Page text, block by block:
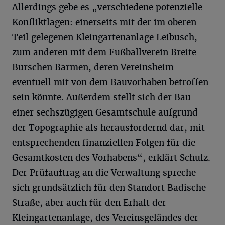
Allerdings gebe es „verschiedene potenzielle
Konfliktlagen: einerseits mit der im oberen
Teil gelegenen Kleingartenanlage Leibusch,
zum anderen mit dem Fußballverein Breite
Burschen Barmen, deren Vereinsheim
eventuell mit von dem Bauvorhaben betroffen
sein könnte. Außerdem stellt sich der Bau
einer sechszügigen Gesamtschule aufgrund
der Topographie als herausfordernd dar, mit
entsprechenden finanziellen Folgen für die
Gesamtkosten des Vorhabens“, erklärt Schulz.
Der Prüfauftrag an die Verwaltung spreche
sich grundsätzlich für den Standort Badische
Straße, aber auch für den Erhalt der
Kleingartenanlage, des Vereinsgeländes der